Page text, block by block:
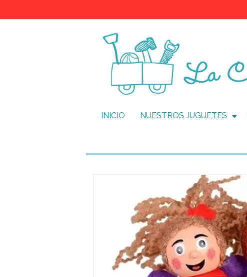
INICIO NUESTROS JUGUETES